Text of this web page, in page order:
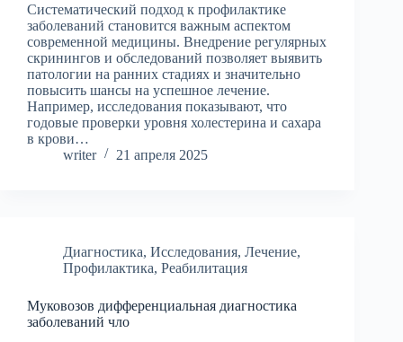
Систематический подход к профилактике
заболеваний становится важным аспектом
современной медицины. Внедрение регулярных
скринингов и обследований позволяет выявить
патологии на ранних стадиях и значительно
повысить шансы на успешное лечение.
Например, исследования показывают, что
годовые проверки уровня холестерина и сахара
в крови…
writer
21 апреля 2025
Диагностика, Исследования, Лечение,
Профилактика, Реабилитация
Муковозов дифференциальная диагностика
заболеваний чло